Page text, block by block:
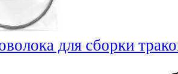
для сборки